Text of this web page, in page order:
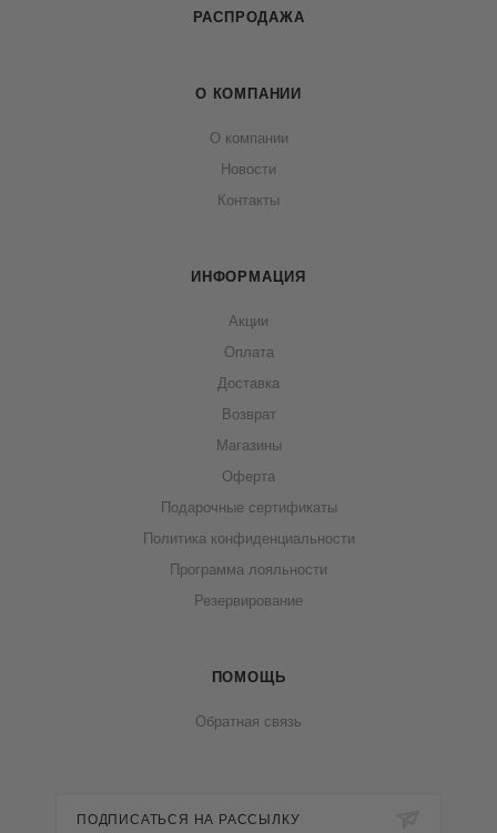
РАСПРОДАЖА
О КОМПАНИИ
О компании
Новости
Контакты
ИНФОРМАЦИЯ
Акции
Оплата
Доставка
Возврат
Магазины
Оферта
Подарочные сертификаты
Политика конфиденциальности
Программа лояльности
Резервирование
ПОМОЩЬ
Обратная связь
ПОДПИСАТЬСЯ НА РАССЫЛКУ